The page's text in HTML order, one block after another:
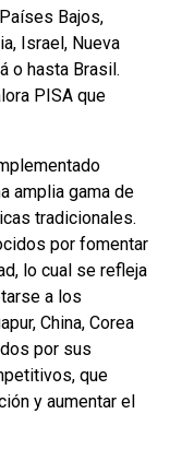
Bajos,
Israel, Nueva
o hasta Brasil.
PISA que
amplia gama de
tradicionales.
por fomentar
lo cual se refleja
a los
China, Corea
por sus
que
y aumentar el